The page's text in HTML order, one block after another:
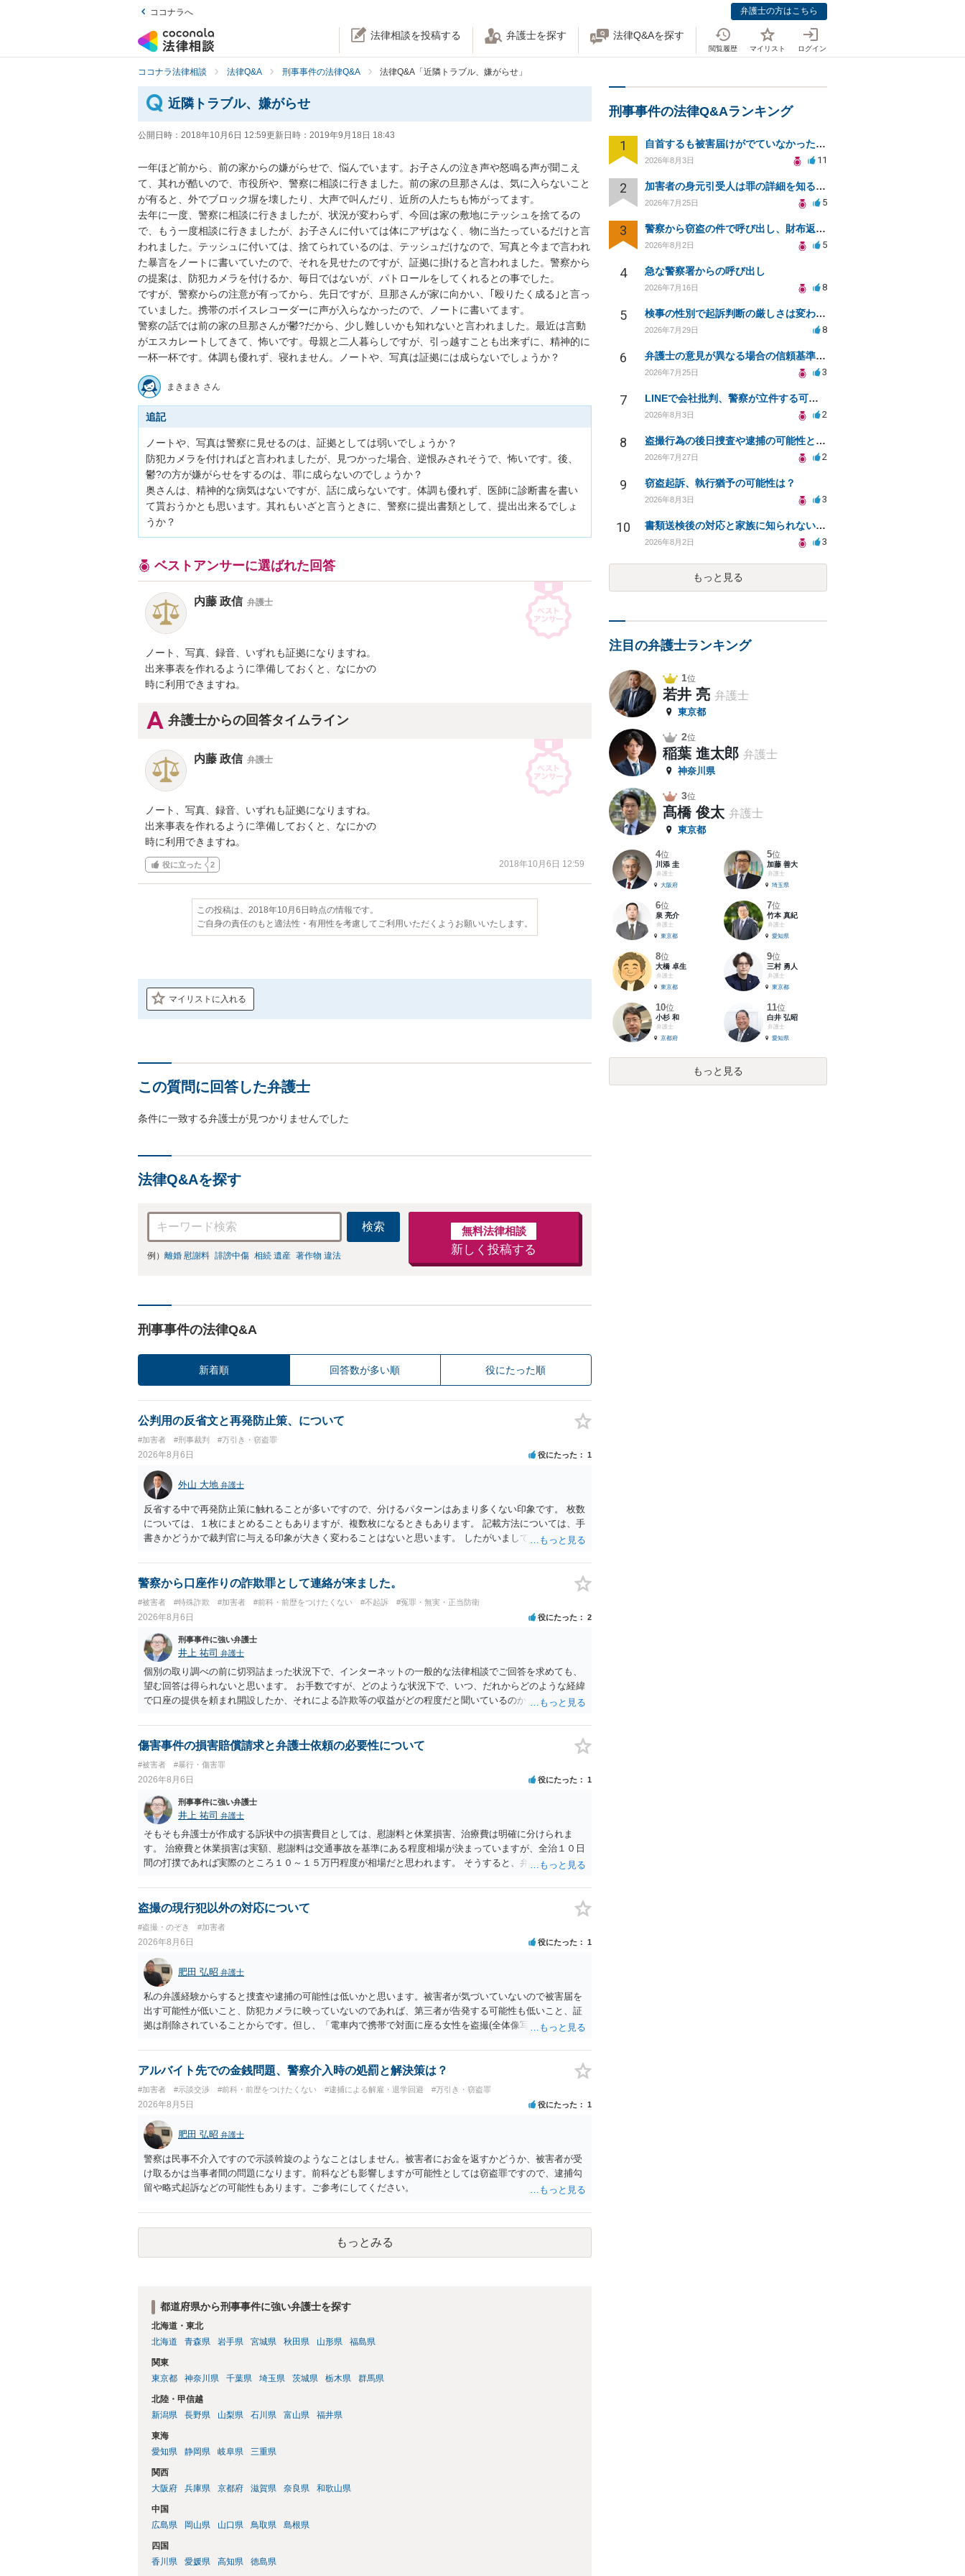
ココナラへ 弁護士の方はこちら
法律相談を投稿する 弁護士を探す 法律Q&Aを探す
閲覧履歴 マイリスト ログイン
ココナラ法律相談 法律Q&A 刑事事件の法律Q&A 法律Q&A「近隣トラブル、嫌がらせ」
近隣トラブル、嫌がらせ
公開日時： 2018年10月6日 12:59更新日時： 2019年9月18日 18:43
一年ほど前から、前の家からの嫌がらせで、悩んでいます。お子さんの泣き声や怒鳴る声が聞こえ
て、其れが酷いので、市役所や、警察に相談に行きました。前の家の旦那さんは、気に入らないこと
が有ると、外でブロック塀を壊したり、大声で叫んだり、近所の人たちも怖がってます。
去年に一度、警察に相談に行きましたが、状況が変わらず、今回は家の敷地にテッシュを捨てるの
で、もう一度相談に行きましたが、お子さんに付いては体にアザはなく、物に当たっているだけと言
われました。テッシュに付いては、捨てられているのは、テッシュだけなので、写真と今まで言われ
た暴言をノートに書いていたので、それを見せたのですが、証拠に掛けると言われました。警察から
の提案は、防犯カメラを付けるか、毎日ではないが、パトロールをしてくれるとの事でした。
ですが、警察からの注意が有ってから、先日ですが、旦那さんが家に向かい、｢殴りたく成る｣と言っ
ていました。携帯のボイスレコーダーに声が入らなかったので、ノートに書いてます。
警察の話では前の家の旦那さんが鬱?だから、少し難しいかも知れないと言われました。最近は言動
がエスカレートしてきて、怖いです。母親と二人暮らしですが、引っ越すことも出来ずに、精神的に
まきまき さん
追記
ノートや、写真は警察に見せるのは、証拠としては弱いでしょうか？
防犯カメラを付ければと言われましたが、見つかった場合、逆恨みされそうで、怖いです。後、
鬱?の方が嫌がらせをするのは、罪に成らないのでしょうか？
奥さんは、精神的な病気はないですが、話に成らないです。体調も優れず、医師に診断書を書い
て貰おうかとも思います。其れもいざと言うときに、警察に提出書類として、提出出来るでしょ
うか？
ベストアンサーに選ばれた回答
内藤 政信 弁護士
ノート、写真、録音、いずれも証拠になりますね。
出来事表を作れるように準備しておくと、なにかの
時に利用できますね。
弁護士からの回答タイムライン
内藤 政信 弁護士
ノート、写真、録音、いずれも証拠になりますね。
出来事表を作れるように準備しておくと、なにかの
時に利用できますね。
役に立った 2 2018年10月6日 12:59
この投稿は、2018年10月6日時点の情報です。
ご自身の責任のもと適法性・有用性を考慮してご利用いただくようお願いいたします。
マイリストに入れる
この質問に回答した弁護士
条件に一致する弁護士が見つかりませんでした
法律Q&Aを探す
検索
例） 離婚 慰謝料 誹謗中傷 相続 遺産 著作物 違法
無料法律相談
新しく投稿する
刑事事件の法律Q&A
新着順 回答数が多い順 役にたった順
公判用の反省文と再発防止策、について
#加害者 #刑事裁判 #万引き・窃盗罪
2026年8月6日 役にたった 1
外山 大地 弁護士
反省する中で再発防止策に触れることが多いですので、分けるパターンはあまり多くない印象です。 枚数
については、１枚にまとめることもありますが、複数枚になるときもあります。 記載方法については、手
書きかどうかで裁判官に与える印象が大きく変わることはないと思います。 したがいまして、いずれも良
警察から口座作りの詐欺罪として連絡が来ました。
#被害者 #特殊詐欺 #加害者 #前科・前歴をつけたくない #不起訴 #冤罪・無実・正当防衛
2026年8月6日 役にたった 2
刑事事件に強い弁護士
井上 祐司 弁護士
個別の取り調べの前に切羽詰まった状況下で、インターネットの一般的な法律相談でご回答を求めても、
望む回答は得られないと思います。 お手数ですが、どのような状況下で、いつ、だれからどのような経緯
で口座の提供を頼まれ開設したか、それによる詐欺等の収益がどの程度だと聞いているのかということに
でいえば、任意取り調べの場合、ＩＣレコーダーを持参して取り調べ内容を録音することは必須だと考え
ます。
傷害事件の損害賠償請求と弁護士依頼の必要性について
#被害者 #暴行・傷害罪
2026年8月6日 役にたった 1
刑事事件に強い弁護士
井上 祐司 弁護士
そもそも弁護士が作成する訴状中の損害費目としては、慰謝料と休業損害、治療費は明確に分けられま
す。 治療費と休業損害は実額、慰謝料は交通事故を基準にある程度相場が決まっていますが、全治１０日
間の打撲であれば実際のところ１０～１５万円程度が相場だと思われます。 そうすると、弁護士に依頼し
想します。 本人訴訟で進める場合には、すでに刑事手続が終了している以上、相手方に資力がないことが
多く回収できないケースが多い（そのため、刑事事件の手続き中に、不本意ではあっても加害者の身体拘
しておく必要があります。
盗撮の現行犯以外の対応について
#盗撮・のぞき #加害者
2026年8月6日 役にたった 1
肥田 弘昭 弁護士
私の弁護経験からすると捜査や逮捕の可能性は低いかと思います。被害者が気づいていないので被害届を
出す可能性が低いこと、防犯カメラに映っていないのであれば、第三者が告発する可能性も低いこと、証
拠は削除されていることからです。但し、「電車内で携帯で対面に座る女性を盗撮(全体像写真1枚と5秒程
査段階では性的姿態等撮影罪の被疑事実で逮捕勾留されるケースが私の弁護経験では多くなった印象です
（最終的には不起訴ないし各都道府県の迷惑防止条例違反になることもあります）。2度としないことを
アルバイト先での金銭問題、警察介入時の処罰と解決策は？
#加害者 #示談交渉 #前科・前歴をつけたくない #逮捕による解雇・退学回避 #万引き・窃盗罪
2026年8月5日 役にたった 1
肥田 弘昭 弁護士
警察は民事不介入ですので示談斡旋のようなことはしません。被害者にお金を返すかどうか、被害者が受
け取るかは当事者間の問題になります。前科なども影響しますが可能性としては窃盗罪ですので、逮捕勾
留や略式起訴などの可能性もあります。ご参考にしてください。
もっとみる
都道府県から刑事事件に強い弁護士を探す
北海道・東北
北海道
青森県 岩手県 宮城県 秋田県 山形県 福島県
関東
東京都
神奈川県 千葉県 埼玉県 茨城県 栃木県 群馬県
北陸・甲信越
新潟県
長野県 山梨県 石川県 富山県 福井県
東海
愛知県
静岡県 岐阜県 三重県
関西
大阪府
兵庫県 京都府 滋賀県 奈良県 和歌山県
中国
広島県
岡山県 山口県 鳥取県 島根県
四国
香川県
愛媛県 高知県 徳島県
刑事事件の法律Q&Aランキング
1 自首するも被害届けがでていなかった場合
2026年8月3日 11
2 加害者の身元引受人は罪の詳細を知ることができるか？
2026年7月25日 5
3 警察から窃盗の件で呼び出し、財布返却で自首すべきか？
2026年8月2日 5
4 急な警察署からの呼び出し
2026年7月16日 8
5 検事の性別で起訴判断の厳しさは変わるのか知りたい
2026年7月29日 8
6 弁護士の意見が異なる場合の信頼基準について教えてください
2026年7月25日 3
7 LINEで会社批判、警察が立件する可能性は？
2026年8月3日 2
8 盗撮行為の後日捜査や逮捕の可能性と初動対応について
2026年7月27日 2
9 窃盗起訴、執行猶予の可能性は？
2026年8月3日 3
10 書類送検後の対応と家族に知られないための手続きについて相談
2026年8月2日 3
もっと見る
注目の弁護士ランキング
1位
若井 亮 弁護士
東京都
2位
稲葉 進太郎 弁護士
神奈川県
3位
髙橋 俊太 弁護士
東京都
4位
川添 圭
弁護士
大阪府
5位
加藤 善大
弁護士
埼玉県
6位
泉 亮介
弁護士
東京都
7位
竹本 真紀
弁護士
愛知県
8位
大橋 卓生
弁護士
東京都
9位
三村 勇人
弁護士
東京都
10位
小杉 和
弁護士
京都府
11位
白井 弘昭
弁護士
愛知県
もっと見る